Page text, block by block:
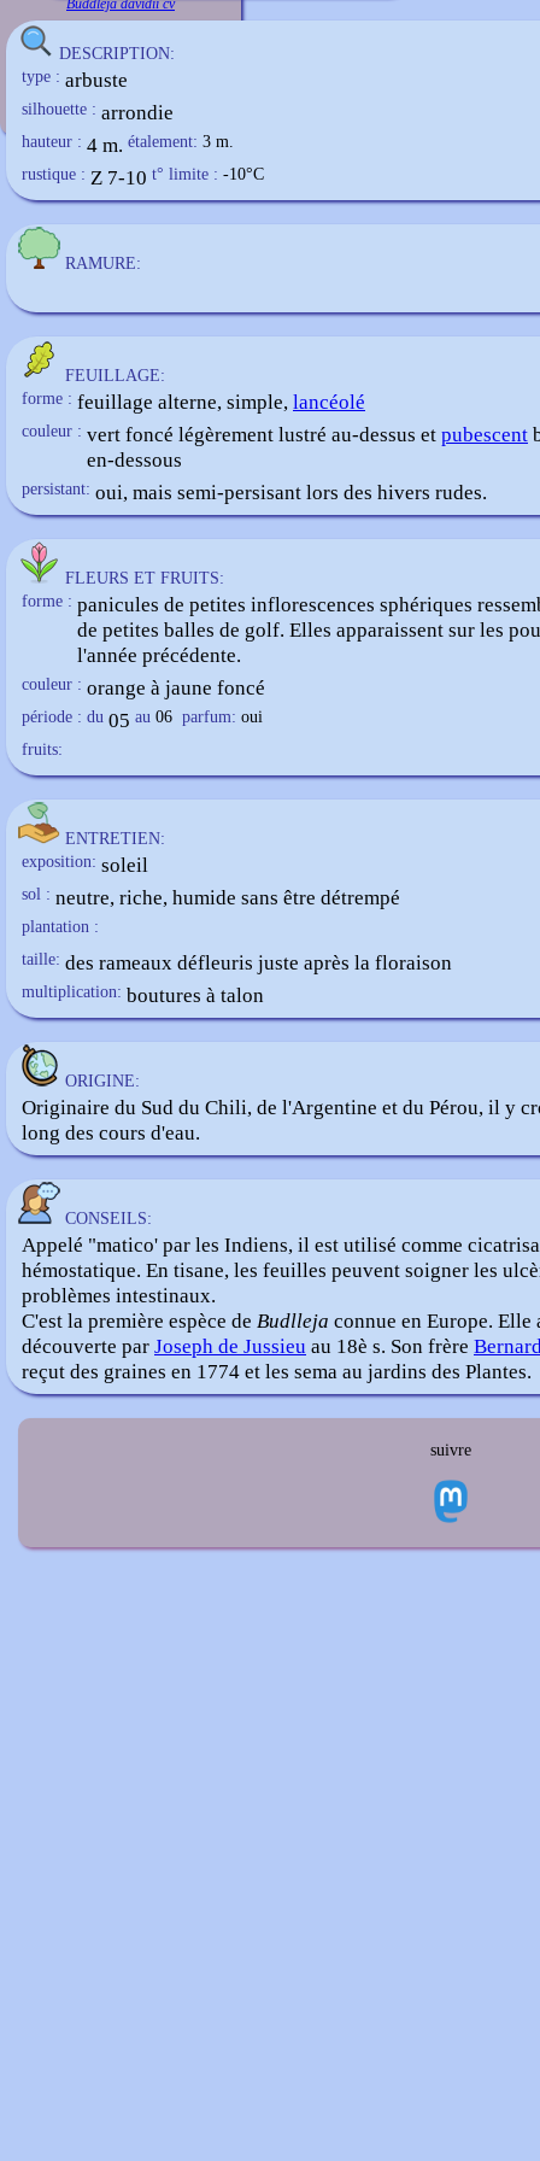
Buddleja davidii cv
DESCRIPTION:
type : arbuste
silhouette : arrondie
hauteur : 4 m. étalement: 3 m.
rustique : Z 7-10 t° limite : -10°C
RAMURE:
FEUILLAGE:
forme : feuillage alterne, simple, lancéolé
couleur : vert foncé légèrement lustré au-dessus et pubescent
en-dessous
persistant: oui, mais semi-persisant lors des hivers rudes.
FLEURS ET FRUITS:
forme : panicules de petites inflorescences sphériques
de petites balles de golf. Elles apparaissent sur les
l'année précédente.
couleur : orange à jaune foncé
période : du 05 au 06 parfum: oui
fruits:
ENTRETIEN:
exposition: soleil
sol : neutre, riche, humide sans être détrempé
plantation :
taille: des rameaux défleuris juste après la floraison
multiplication: boutures à talon
ORIGINE:
Originaire du Sud du Chili, de l'Argentine et du Pérou, il y
long des cours d'eau.
CONSEILS:
Appelé "matico' par les Indiens, il est utilisé comme
hémostatique. En tisane, les feuilles peuvent soigner les
problèmes intestinaux.
C'est la première espèce de Budlleja connue en Europe. Elle
découverte par Joseph de Jussieu au 18è s. Son frère
reçut des graines en 1774 et les sema au jardins des Plantes.
suivre